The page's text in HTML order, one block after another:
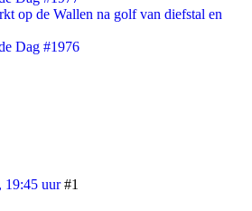
op de Wallen na golf van diefstal en
Dag #1976
19:45 uur #1